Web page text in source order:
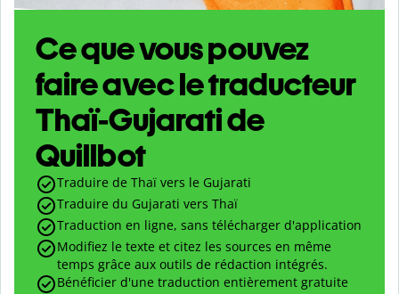
Ce que vous pouvez
faire avec le traducteur
Thaï-Gujarati de
Quillbot
Traduire de Thaï vers le Gujarati
Traduire du Gujarati vers Thaï
Traduction en ligne, sans télécharger d'application
Modifiez le texte et citez les sources en même
temps grâce aux outils de rédaction intégrés.
Bénéficier d'une traduction entièrement gratuite